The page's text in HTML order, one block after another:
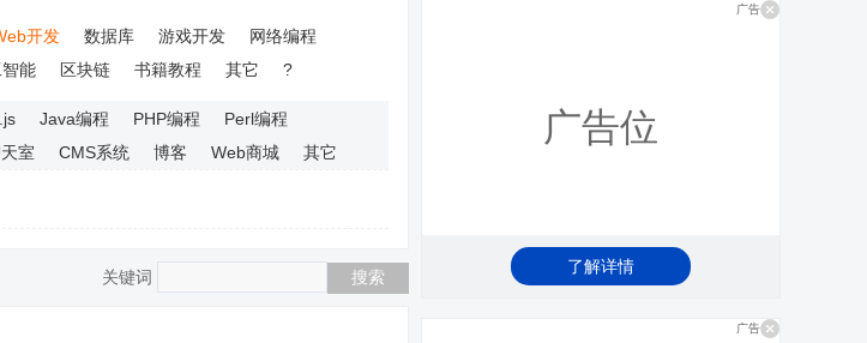
开发 数据库 游戏开发
网络编程
能 区块链 书籍教程 其它 ?
Java编程 PHP编程
Perl编程
室 CMS系统 博客 Web商城 其它
关键词
广告
广告位
了解详情
广告